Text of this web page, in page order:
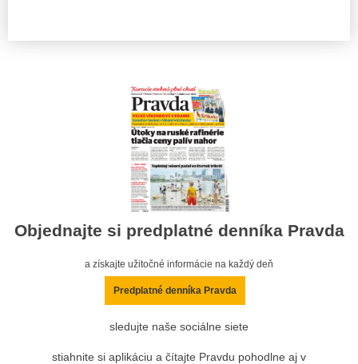
Objednajte si predplatné denníka Pravda
a získajte užitočné informácie na každý deň
Predplatné denníka Pravda
sledujte naše sociálne siete
stiahnite si aplikáciu a čítajte Pravdu pohodlne aj v